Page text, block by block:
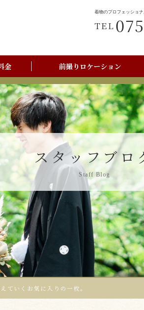
着物のプロフェッショ
TEL
金 前撮りロケーション
ご利用の流れ 京
スタッフブロ
Staff Blog
ていくお気に入りの一枚。